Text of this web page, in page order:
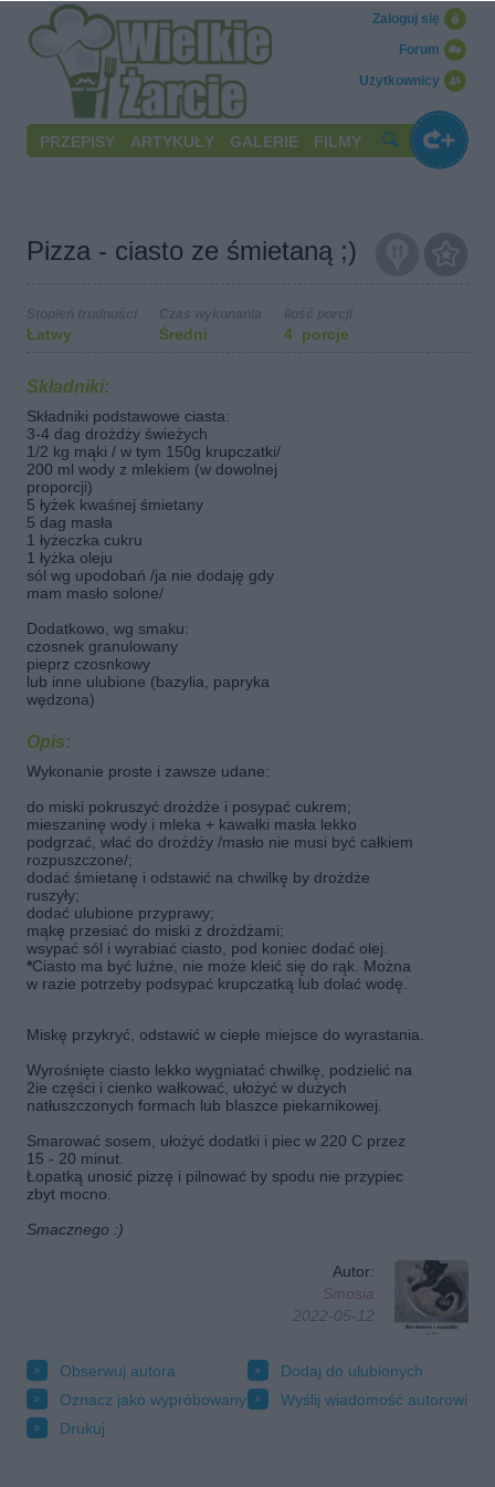
Użytkownicy
Forum
Zaloguj się
PRZEPISY ARTYKUŁY GALERIE FILMY
Pizza - ciasto ze śmietaną ;)
Łatwy Średni 4 porcje
Składniki:
Składniki podstawowe ciasta:
3-4 dag drożdży świeżych
1/2 kg mąki / w tym 150g krupczatki/
200 ml wody z mlekiem (w dowolnej
proporcji)
5 łyżek kwaśnej śmietany
5 dag masła
1 łyżeczka cukru
1 łyżka oleju
sól wg upodobań /ja nie dodaję gdy
mam masło solone/
Dodatkowo, wg smaku:
czosnek granulowany
pieprz czosnkowy
lub inne ulubione (bazylia, papryka
wędzona)
Opis:
Wykonanie proste i zawsze udane:
do miski pokruszyć drożdże i posypać cukrem;
mieszaninę wody i mleka + kawałki masła lekko
podgrzać, wlać do drożdży /masło nie musi być całkiem
rozpuszczone/;
dodać śmietanę i odstawić na chwilkę by drożdże
ruszyły;
dodać ulubione przyprawy;
mąkę przesiać do miski z drożdżami;
wsypać sól i wyrabiać ciasto, pod koniec dodać olej.
*Ciasto ma być luźne, nie może kleić się do rąk. Można
w razie potrzeby podsypać krupczatką lub dolać wodę.
Miskę przykryć, odstawić w ciepłe miejsce do wyrastania.
Wyrośnięte ciasto lekko wygniatać chwilkę, podzielić na
2ie części i cienko wałkować, ułożyć w dużych
natłuszczonych formach lub blaszce piekarnikowej.
Smarować sosem, ułożyć dodatki i piec w 220 C przez
15 - 20 minut.
Łopatką unosić pizzę i pilnować by spodu nie przypiec
zbyt mocno.
Smacznego :)
Autor:
Smosia
2022-05-12
Obserwuj autora
Dodaj do ulubionych
Oznacz jako wypróbowany
Wyślij wiadomość autorowi
Drukuj